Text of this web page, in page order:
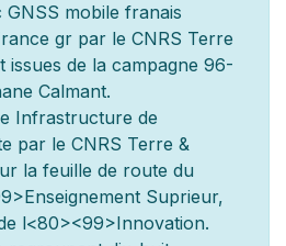
mobile franais
gr par le CNRS Terre
issues de la campagne 96-
Calmant.
Infrastructure de
e par le CNRS Terre &
la feuille de route du
Suprieur,
l<80><99>Innovation.